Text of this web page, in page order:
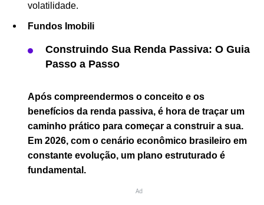
volatilidade.
Fundos Imobili
Construindo Sua Renda Passiva: O Guia
Passo a Passo
Após compreendermos o conceito e os
benefícios da renda passiva, é hora de traçar um
caminho prático para começar a construir a sua.
Em 2026, com o cenário econômico brasileiro em
constante evolução, um plano estruturado é
fundamental.
Ad